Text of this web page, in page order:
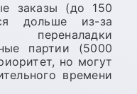
заказы (до 150
дольше из-за
переналадки
партии (5000
но могут
времени